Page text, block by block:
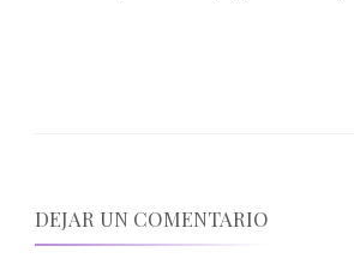
DEJAR UN COMENTARIO